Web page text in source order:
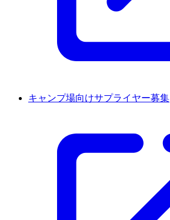
キャンプ場向けサプライヤー募集